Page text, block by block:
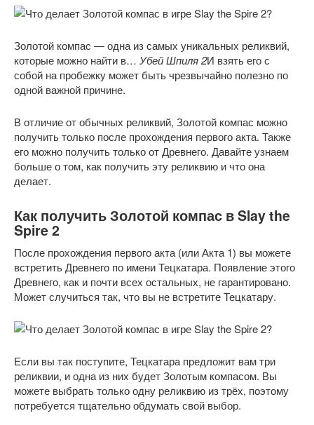
Золотой компас — одна из самых уникальных реликвий,
которые можно найти в… Убей Шпиля 2И взять его с
собой на пробежку может быть чрезвычайно полезно по
одной важной причине.
В отличие от обычных реликвий, Золотой компас можно
получить только после прохождения первого акта. Также
его можно получить только от Древнего. Давайте узнаем
больше о том, как получить эту реликвию и что она
делает.
Как получить Золотой компас в Slay the
Spire 2
После прохождения первого акта (или Акта 1) вы можете
встретить Древнего по имени Тецкатара. Появление этого
Древнего, как и почти всех остальных, не гарантировано.
Может случиться так, что вы не встретите Тецкатару.
Если вы так поступите, Тецкатара предложит вам три
реликвии, и одна из них будет Золотым компасом. Вы
можете выбрать только одну реликвию из трёх, поэтому
потребуется тщательно обдумать свой выбор.